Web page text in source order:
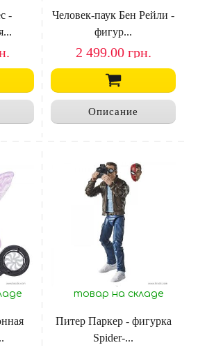
-
Человек-паук Бен Рейли -
фигур...
2 499.00 грн.
Описание
товар на складе
Питер Паркер - фигурка
Spider-...